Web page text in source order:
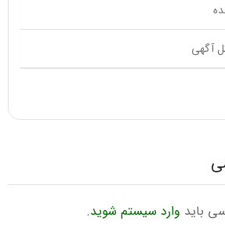
آگهی
باید وارد سیستم شوید.